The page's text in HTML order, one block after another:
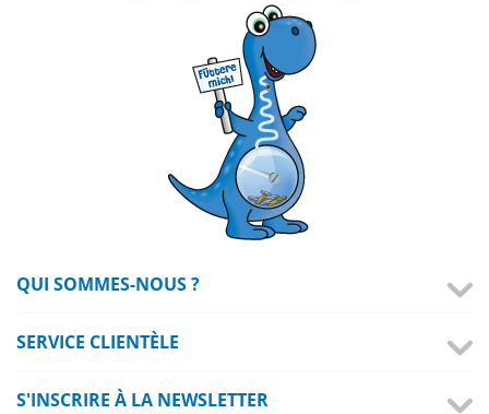
QUI SOMMES-NOUS ?
SERVICE CLIENTÈLE
S'INSCRIRE À LA NEWSLETTER